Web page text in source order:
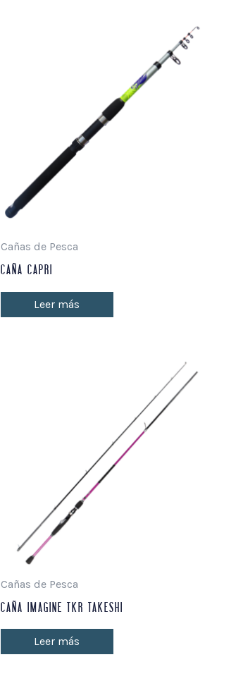
Cañas de Pesca
CAÑA CAPRI
Leer más
Cañas de Pesca
CAÑA IMAGINE TKR TAKESHI
Leer más